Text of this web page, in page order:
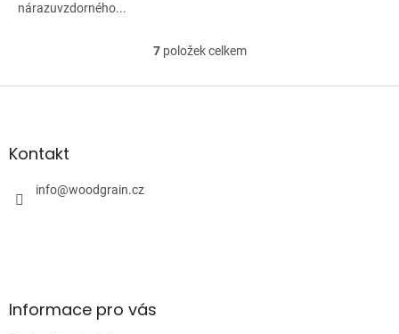
nárazuvzdorného...
O
l
7položek celkem
Z
aKontakt
info@woodgrain.cz
Informace pro vás